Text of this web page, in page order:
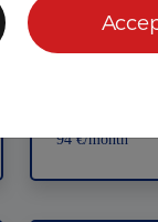
YAMAHA R
94 €/month